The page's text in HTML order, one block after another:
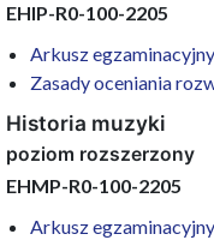
EHIP-R0-100-2205
Arkusz egzaminacyjny
Zasady oceniania
Historia muzyki
poziom rozszerzony
EHMP-R0-100-2205
Arkusz egzaminacyjny